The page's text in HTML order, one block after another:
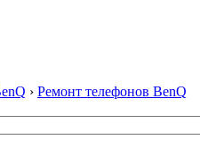
› Ремонт телефонов BenQ